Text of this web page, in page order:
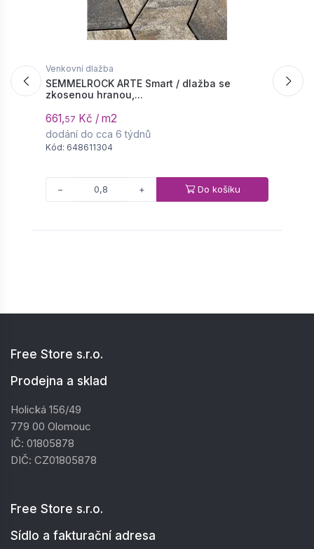
Venkovní dlažba
SEMMELROCK ARTE Smart / dlažba se
zkosenou hranou,...
661,57 Kč / m2
dodání do cca 6 týdnů
Kód: 648611304
− + Do košíku
Free Store s.r.o.
Prodejna a sklad
Holická 156/49
779 00 Olomouc
IČ: 01805878
DIČ: CZ01805878
Free Store s.r.o.
Sídlo a fakturační adresa